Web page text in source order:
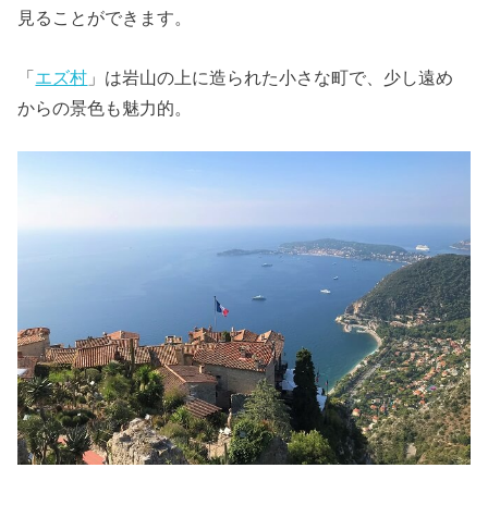
見ることができます。
「エズ村 」は岩山の上に造られた小さな町で、少し遠め
からの景色も魅力的。